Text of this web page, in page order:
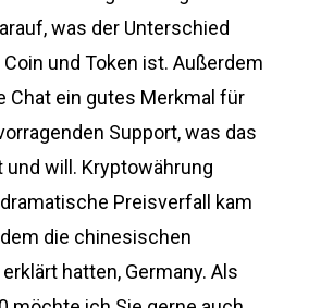
was der Unterschied
und Token ist. Außerdem
Chat ein gutes Merkmal für
Support, was das
und will. Kryptowährung
Preisverfall kam
die chinesischen
hatten, Germany. Als